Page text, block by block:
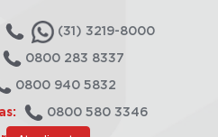
(31) 3219-8000
0800 283 8337
0800 940 5832
0800 580 3346